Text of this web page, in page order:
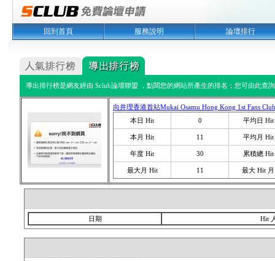
回到首頁 服務說明 論壇排行
導出排行榜是網友經由 Sclub論壇聯盟 ，點閱您的網站所產生的排名；您可由此查
向井理香港首站Mukai Osamu Hong Kong 1st Fans Club
本日 Hit
0 平均日 Hit
本月 Hit 11 平均月 Hit
年度 Hit 30 累積總 Hit
最大月 Hit 11 最大 Hit 月
日期 Hit